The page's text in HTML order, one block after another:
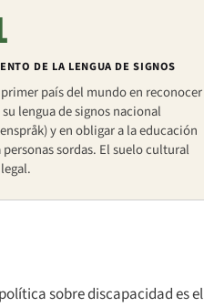
DE LA LENGUA DE SIGNOS
país del mundo en reconocer
lengua de signos nacional
) y en obligar a la educación
sordas. El suelo cultural
sobre discapacidad es el